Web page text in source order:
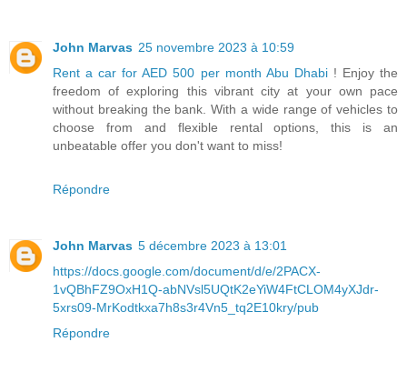
John Marvas 25 novembre 2023 à 10:59
Rent a car for AED 500 per month Abu Dhabi! Enjoy the
freedom of exploring this vibrant city at your own pace
without breaking the bank. With a wide range of vehicles to
choose from and flexible rental options, this is an
unbeatable offer you don't want to miss!
Répondre
John Marvas 5 décembre 2023 à 13:01
https://docs.google.com/document/d/e/2PACX-
1vQBhFZ9OxH1Q-abNVsl5UQtK2eYiW4FtCLOM4yXJdr-
5xrs09-MrKodtkxa7h8s3r4Vn5_tq2E10kry/pub
Répondre